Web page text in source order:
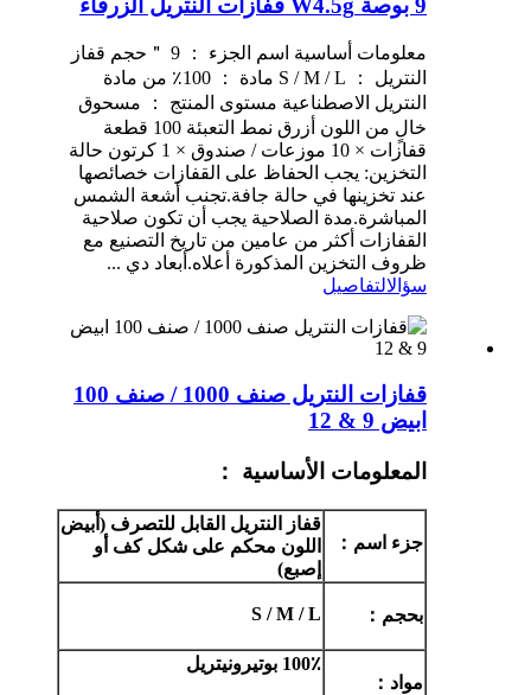
9 بوصة W4.5g قفازات النتريل الزرقاء
معلومات أساسية اسم الجزء ： 9 ＂حجم قفاز
النتريل ： S / M / L مادة ： 100٪ من مادة
النتريل الاصطناعية مستوى المنتج ： مسحوق
خالٍ من اللون أزرق نمط التعبئة 100 قطعة
قفازات × 10 موزعات / صندوق × 1 كرتون حالة
التخزين: يجب الحفاظ على القفازات خصائصها
عند تخزينها في حالة جافة.تجنب أشعة الشمس
المباشرة.مدة الصلاحية يجب أن تكون صلاحية
القفازات أكثر من عامين من تاريخ التصنيع مع
ظروف التخزين المذكورة أعلاه.أبعاد دي ...
سؤالالتفاصيل
قفازات النتريل صنف 1000 / صنف 100
ابيض 9 & 12
المعلومات الأساسية ：
جزء اسم ：
قفاز النتريل القابل للتصرف (أبيض
اللون محكم على شكل كف أو
إصبع)
بحجم ：
S / M / L
مواد ：
100٪ بوتيرونيتريل